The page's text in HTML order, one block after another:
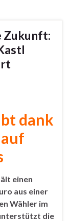
Zukunft:
dank
einen
aus einer
Wähler im
die